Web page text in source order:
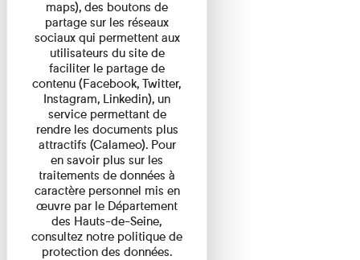
maps), des boutons de
partage sur les réseaux
sociaux qui permettent aux
utilisateurs du site de
faciliter le partage de
contenu (Facebook, Twitter,
Instagram, Linkedin), un
service permettant de
rendre les documents plus
attractifs (Calameo). Pour
en savoir plus sur les
traitements de données à
caractère personnel mis en
œuvre par le Département
des Hauts-de-Seine,
consultez notre politique de
protection des données.